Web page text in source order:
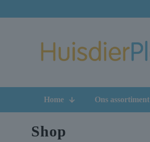
Home Ons assortiment
Shop